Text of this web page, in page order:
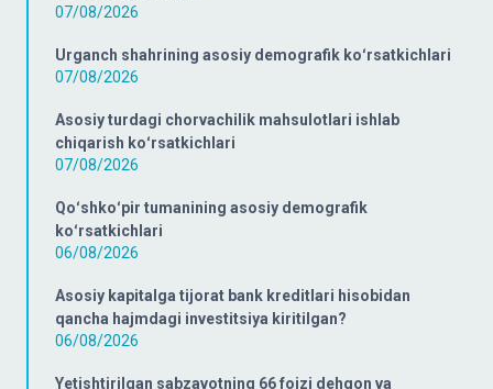
07/08/2026
Urganch shahrining asosiy demografik koʻrsatkichlari
07/08/2026
Asosiy turdagi chorvachilik mahsulotlari ishlab
chiqarish koʻrsatkichlari
07/08/2026
Qoʻshkoʻpir tumanining asosiy demografik
koʻrsatkichlari
06/08/2026
Asosiy kapitalga tijorat bank kreditlari hisobidan
qancha hajmdagi investitsiya kiritilgan?
06/08/2026
Yetishtirilgan sabzavotning 66 foizi dehqon va